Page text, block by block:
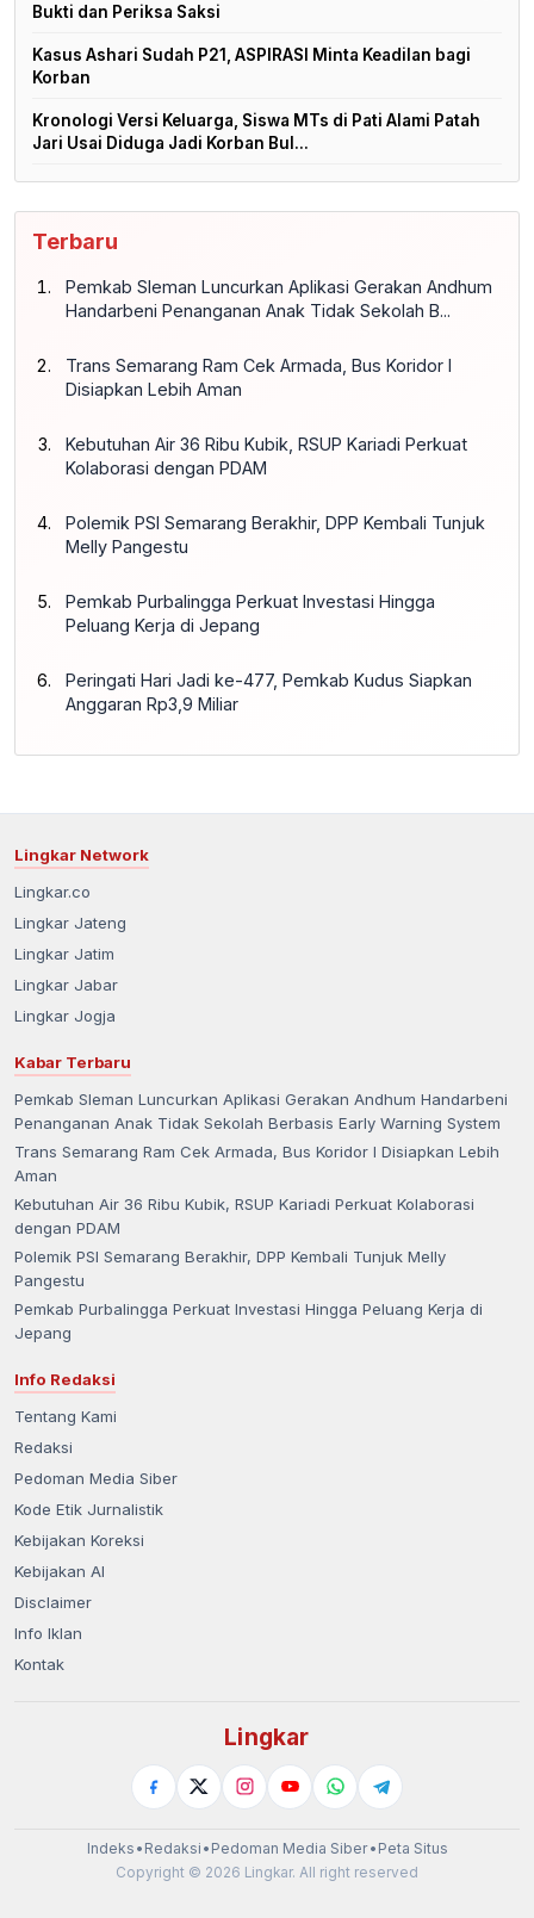
Bukti dan Periksa Saksi
Kasus Ashari Sudah P21, ASPIRASI Minta Keadilan bagi
Korban
Kronologi Versi Keluarga, Siswa MTs di Pati Alami Patah
Jari Usai Diduga Jadi Korban Bul...
Terbaru
Pemkab Sleman Luncurkan Aplikasi Gerakan Andhum
Handarbeni Penanganan Anak Tidak Sekolah B...
Trans Semarang Ram Cek Armada, Bus Koridor I
Disiapkan Lebih Aman
Kebutuhan Air 36 Ribu Kubik, RSUP Kariadi Perkuat
Kolaborasi dengan PDAM
Polemik PSI Semarang Berakhir, DPP Kembali Tunjuk
Melly Pangestu
Pemkab Purbalingga Perkuat Investasi Hingga
Peluang Kerja di Jepang
Peringati Hari Jadi ke-477, Pemkab Kudus Siapkan
Anggaran Rp3,9 Miliar
Lingkar Network
Lingkar.co
Lingkar Jateng
Lingkar Jatim
Lingkar Jabar
Lingkar Jogja
Kabar Terbaru
Pemkab Sleman Luncurkan Aplikasi Gerakan Andhum Handarbeni
Penanganan Anak Tidak Sekolah Berbasis Early Warning System
Trans Semarang Ram Cek Armada, Bus Koridor I Disiapkan Lebih
Aman
Kebutuhan Air 36 Ribu Kubik, RSUP Kariadi Perkuat Kolaborasi
dengan PDAM
Polemik PSI Semarang Berakhir, DPP Kembali Tunjuk Melly
Pangestu
Pemkab Purbalingga Perkuat Investasi Hingga Peluang Kerja di
Jepang
Info Redaksi
Tentang Kami
Redaksi
Pedoman Media Siber
Kode Etik Jurnalistik
Kebijakan Koreksi
Kebijakan AI
Disclaimer
Info Iklan
Kontak
Lingkar
Indeks • Redaksi • Pedoman Media Siber• Peta Situs
Copyright © 2026 Lingkar. All right reserved